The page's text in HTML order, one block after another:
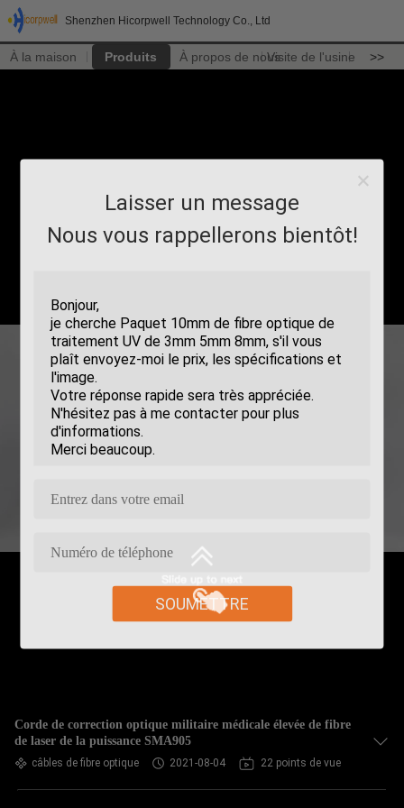
Shenzhen Hicorpwell Technology Co., Ltd
À la maison Produits À propos de nousVisite de l'usine >>
Laisser un message
Nous vous rappellerons bientôt!
SOUMETTRE
Corde de correction optique militaire médicale élevée de fibre
de laser de la puissance SMA905
câbles de fibre optique 2021-08-04 22 points de vue